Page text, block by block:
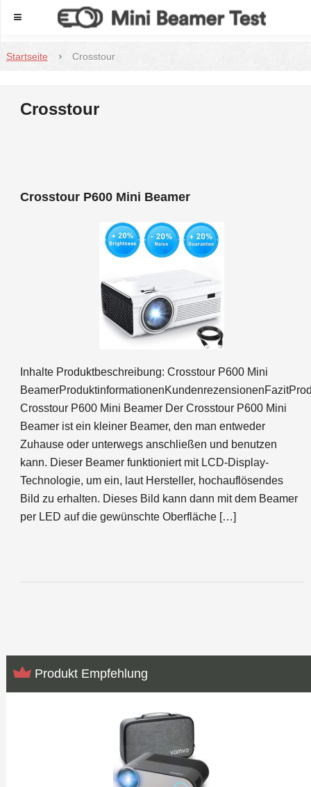
Startseite Crosstour
Crosstour
Crosstour P600 Mini Beamer
Inhalte Produktbeschreibung: Crosstour P600 Mini
Crosstour P600 Mini Beamer Der Crosstour P600 Mini
Beamer ist ein kleiner Beamer, den man entweder
Zuhause oder unterwegs anschließen und benutzen
kann. Dieser Beamer funktioniert mit LCD-Display-
Technologie, um ein, laut Hersteller, hochauflösendes
Bild zu erhalten. Dieses Bild kann dann mit dem Beamer
per LED auf die gewünschte Oberfläche […]
Produkt Empfehlung